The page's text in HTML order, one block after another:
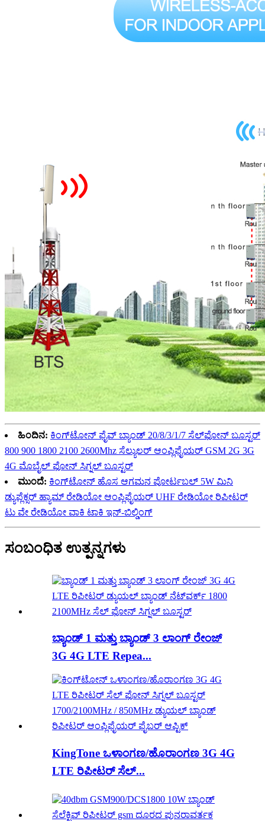
ಹಿಂದಿನ: ಕಿಂಗ್‌ಟೋನ್ ಫೈವ್ ಬ್ಯಾಂಡ್ 20/8/3/1/7 ಸೆಲ್‌ಫೋನ್ ಬೂಸ್ಟರ್
800 900 1800 2100 2600Mhz ಸೆಲ್ಯುಲರ್ ಆಂಪ್ಲಿಫೈಯರ್ GSM 2G 3G
4G ಮೊಬೈಲ್ ಫೋನ್ ಸಿಗ್ನಲ್ ಬೂಸ್ಟರ್
ಮುಂದೆ: ಕಿಂಗ್‌ಟೋನ್ ಹೊಸ ಆಗಮನ ಪೋರ್ಟಬಲ್ 5W ಮಿನಿ
ಡ್ಯುಪ್ಲೆಕ್ಸರ್ ಹ್ಯಾಮ್ ರೇಡಿಯೋ ಆಂಪ್ಲಿಫೈಯರ್ UHF ರೇಡಿಯೋ ರಿಪೀಟರ್
ಟು ವೇ ರೇಡಿಯೋ ವಾಕಿ ಟಾಕಿ ಇನ್-ಬಿಲ್ಡಿಂಗ್
ಸಂಬಂಧಿತ ಉತ್ಪನ್ನಗಳು
ಬ್ಯಾಂಡ್ 1 ಮತ್ತು ಬ್ಯಾಂಡ್ 3 ಲಾಂಗ್ ರೇಂಜ್
3G 4G LTE Repea...
KingTone ಒಳಾಂಗಣ/ಹೊರಾಂಗಣ 3G 4G
LTE ರಿಪೀಟರ್ ಸೆಲ್...